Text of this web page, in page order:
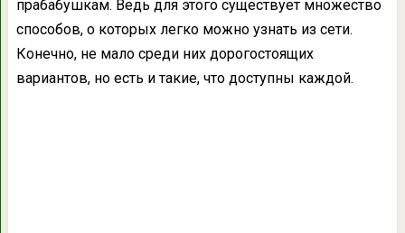
прабабушкам. Ведь для этого существует множество
способов, о которых легко можно узнать из сети.
Конечно, не мало среди них дорогостоящих
вариантов, но есть и такие, что доступны каждой.